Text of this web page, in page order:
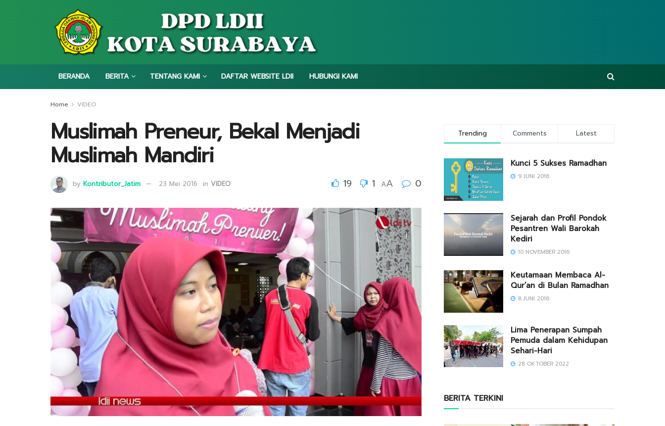
BERANDA BERITA TENTANG KAMI DAFTAR WEBSITE LDII HUBUNGI KAMI
Home VIDEO
Muslimah Preneur, Bekal Menjadi
Muslimah Mandiri
by Kontributor_Jatim 23 Mei 2016 in VIDEO 19 1 AA 0
Trending Comments Latest
Kunci 5 Sukses Ramadhan
9 JUNI 2016
Sejarah dan Profil Pondok
Pesantren Wali Barokah
Kediri
10 NOVEMBER 2016
Keutamaan Membaca Al-
Qur’an di Bulan Ramadhan
8 JUNI 2016
Lima Penerapan Sumpah
Pemuda dalam Kehidupan
Sehari-Hari
28 OKTOBER 2022
BERITA TERKINI